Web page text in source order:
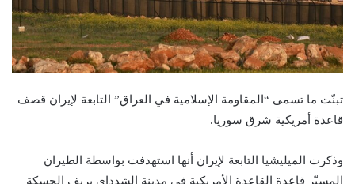
تبنّت ما تسمى “المقاومة الإسلامية في العراق” التابعة لإيران قصف
قاعدة أمريكية شرق سوريا.
وذكرت الميليشيا التابعة لإيران أنها استهدفت بواسطة الطيران
المسيّر قاعدة القاعدة الأمريكية في مدينة الشدداي بريف الحسكة